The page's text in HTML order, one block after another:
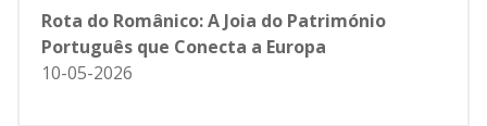
Rota do Românico: A Joia do Património
Português que Conecta a Europa
10-05-2026